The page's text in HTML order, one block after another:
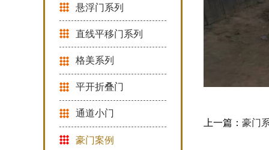
悬浮门系列
直线平移门系列
格美系列
平开折叠门
通道小门
豪门案例
上一篇： 豪门